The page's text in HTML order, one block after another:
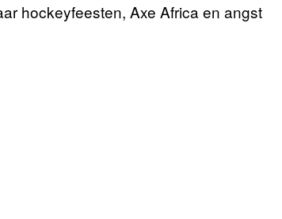
hockeyfeesten, Axe Africa en angst